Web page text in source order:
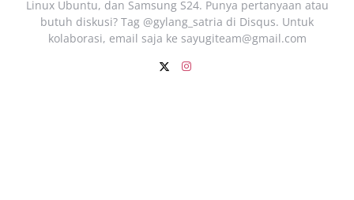
Linux Ubuntu, dan Samsung S24. Punya pertanyaan atau
butuh diskusi? Tag @gylang_satria di Disqus. Untuk
kolaborasi, email saja ke sayugiteam@gmail.com